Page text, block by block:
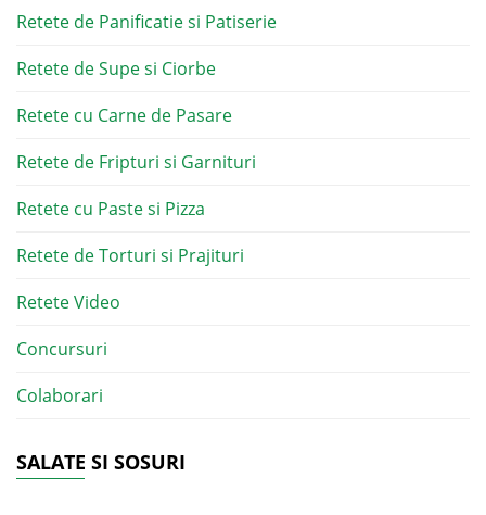
Retete de Panificatie si Patiserie
Retete de Supe si Ciorbe
Retete cu Carne de Pasare
Retete de Fripturi si Garnituri
Retete cu Paste si Pizza
Retete de Torturi si Prajituri
Retete Video
Concursuri
Colaborari
SALATE SI SOSURI